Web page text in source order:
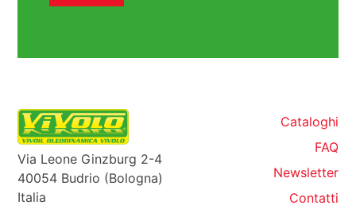
Via Leone Ginzburg 2-4
40054 Budrio (Bologna)
Italia
Cataloghi
FAQ
Newsletter
Contatti